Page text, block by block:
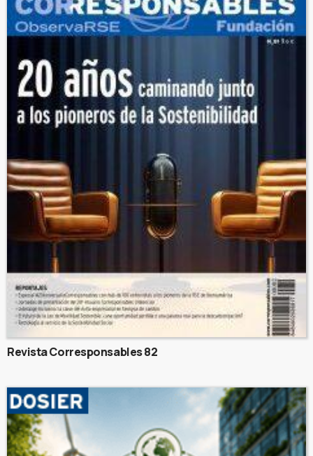
Revista Corresponsables 82